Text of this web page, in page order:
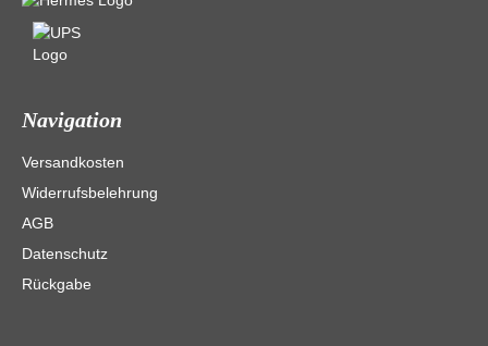
Navigation
Versandkosten
Widerrufsbelehrung
AGB
Datenschutz
Rückgabe